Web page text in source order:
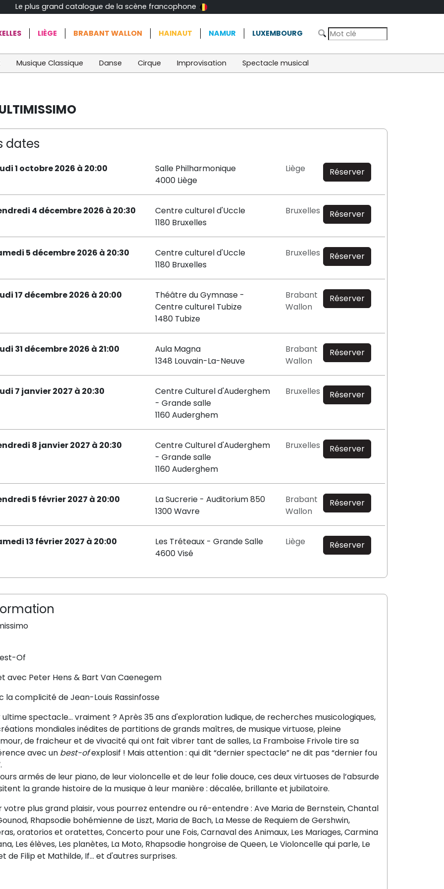
Le plus grand catalogue de la scène francophone
LIÈGE BRABANT WALLON HAINAUT NAMUR LUXEMBOURG
Musique Classique Danse Cirque Improvisation Spectacle musical
dates
1 octobre 2026 à 20:00
Salle Philharmonique
4000 Liège
Liège Réserver
4 décembre 2026 à 20:30
Centre culturel d'Uccle
1180 Bruxelles
Bruxelles Réserver
5 décembre 2026 à 20:30
Centre culturel d'Uccle
1180 Bruxelles
Bruxelles Réserver
17 décembre 2026 à 20:00
Théâtre du Gymnase -
Centre culturel Tubize
1480 Tubize
Brabant
Wallon
Réserver
31 décembre 2026 à 21:00
Aula Magna
1348 Louvain-La-Neuve
Brabant
Wallon
Réserver
7 janvier 2027 à 20:30
Centre Culturel d'Auderghem
- Grande salle
1160 Auderghem
Bruxelles Réserver
8 janvier 2027 à 20:30
Centre Culturel d'Auderghem
- Grande salle
1160 Auderghem
Bruxelles Réserver
5 février 2027 à 20:00
La Sucrerie - Auditorium 850
1300 Wavre
Brabant
Wallon
Réserver
13 février 2027 à 20:00
Les Tréteaux - Grande Salle
4600 Visé
Liège Réserver
Of
avec Peter Hens & Bart Van Caenegem
la complicité de Jean-Louis Rassinfosse
ultime spectacle… vraiment ? Après 35 ans d'exploration ludique, de recherches musicologiques,
mondiales inédites de partitions de grands maîtres, de musique virtuose, pleine
de fraicheur et de vivacité qui ont fait vibrer tant de salles, La Framboise Frivole tire sa
avec un best-ofexplosif ! Mais attention : qui dit “dernier spectacle” ne dit pas “dernier fou
armés de leur piano, de leur violoncelle et de leur folie douce, ces deux virtuoses de l’absurde
la grande histoire de la musique à leur manière : décalée, brillante et jubilatoire.
votre plus grand plaisir, vous pourrez entendre ou ré-entendre : Ave Maria de Bernstein, Chantal
Rhapsodie bohémienne de Liszt, Maria de Bach, La Messe de Requiem de Gershwin,
oratorios et oratettes, Concerto pour une Fois, Carnaval des Animaux, Les Mariages, Carmina
Les élèves, Les planètes, La Moto, Rhapsodie hongroise de Queen, Le Violoncelle qui parle, Le
de Filip et Mathilde, If... et d'autres surprises.